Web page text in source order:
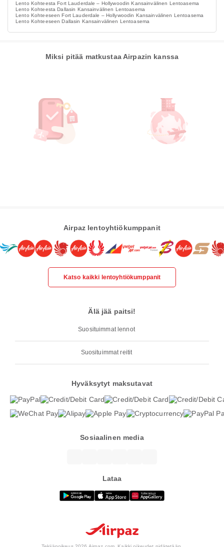
Lento Kohteesta Fort Lauderdale – Hollywoodin Kansainvälinen Lentoasema
Lento Kohteesta Dallasin Kansainvälinen Lentoasema
Lento Kohteeseen Fort Lauderdale – Hollywoodin Kansainvälinen Lentoasema
Lento Kohteeseen Dallasin Kansainvälinen Lentoasema
Miksi pitää matkustaa Airpazin kanssa
Airpaz lentoyhtiökumppanit
Katso kaikki lentoyhtiökumppanit
Älä jää paitsi!
Suosituimmat lennot
Suosituimmat reitit
Hyväksytyt maksutavat
Sosiaalinen media
Lataa